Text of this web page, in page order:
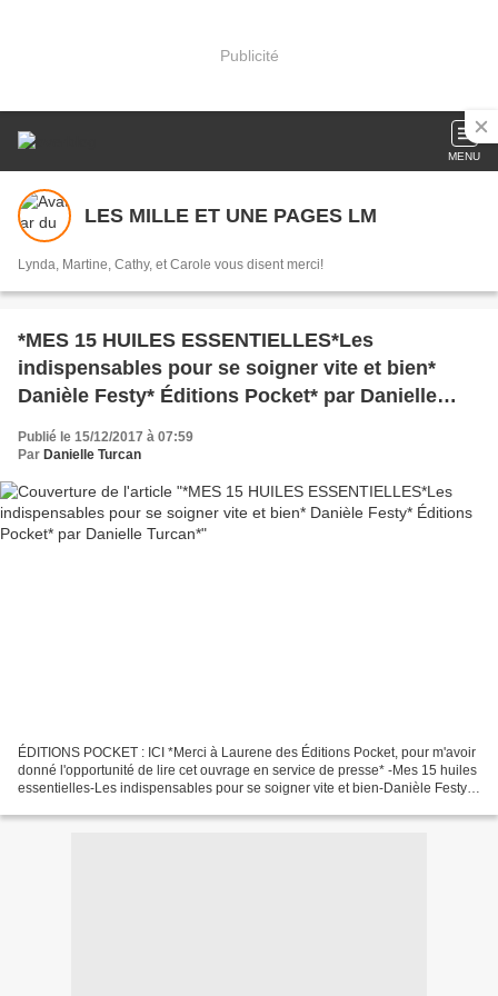
Publicité
MENU
LES MILLE ET UNE PAGES LM
Lynda, Martine, Cathy, et Carole vous disent merci!
*MES 15 HUILES ESSENTIELLES*Les
indispensables pour se soigner vite et bien*
Danièle Festy* Éditions Pocket* par Danielle
Turcan*
Publié le 15/12/2017 à 07:59
Par Danielle Turcan
ÉDITIONS POCKET : ICI *Merci à Laurene des Éditions Pocket, pour m'avoir
donné l'opportunité de lire cet ouvrage en service de presse* -Mes 15 huiles
essentielles-Les indispensables pour se soigner vite et bien-Danièle Festy-